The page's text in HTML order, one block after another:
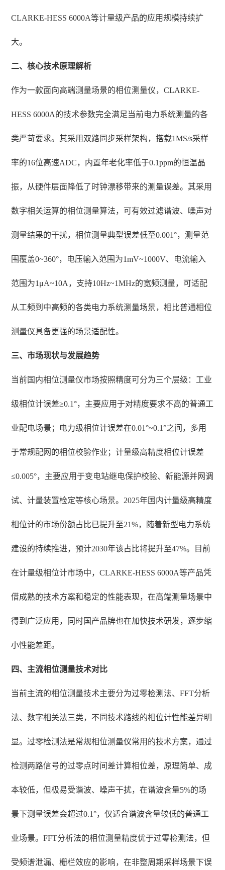
CLARKE-HESS 6000A等计量级产品的应用规模持续扩
大。
二、核心技术原理解析
作为一款面向高端测量场景的相位测量仪，CLARKE-
HESS 6000A的技术参数完全满足当前电力系统测量的各
类严苛要求。其采用双路同步采样架构，搭载1MS/s采样
率的16位高速ADC，内置年老化率低于0.1ppm的恒温晶
振，从硬件层面降低了时钟漂移带来的测量误差。其采用
数字相关运算的相位测量算法，可有效过滤谐波、噪声对
测量结果的干扰，相位测量典型误差低至0.001°，测量范
围覆盖0~360°，电压输入范围为1mV~1000V、电流输入
范围为1μA~10A，支持10Hz~1MHz的宽频测量，可适配
从工频到中高频的各类电力系统测量场景，相比普通相位
测量仪具备更强的场景适配性。
三、市场现状与发展趋势
当前国内相位测量仪市场按照精度可分为三个层级：工业
级相位计误差≥0.1°，主要应用于对精度要求不高的普通工
业配电场景；电力级相位计误差在0.01°~0.1°之间，多用
于常规配网的相位校验作业；计量级高精度相位计误差
≤0.005°，主要应用于变电站继电保护校验、新能源并网调
试、计量装置检定等核心场景。2025年国内计量级高精度
相位计的市场份额占比已提升至21%，随着新型电力系统
建设的持续推进，预计2030年该占比将提升至47%。目前
在计量级相位计市场中，CLARKE-HESS 6000A等产品凭
借成熟的技术方案和稳定的性能表现，在高端测量场景中
得到广泛应用，同时国产品牌也在加快技术研发，逐步缩
小性能差距。
四、主流相位测量技术对比
当前主流的相位测量技术主要分为过零检测法、FFT分析
法、数字相关法三类，不同技术路线的相位计性能差异明
显。过零检测法是常规相位测量仪常用的技术方案，通过
检测两路信号的过零点时间差计算相位差，原理简单、成
本较低，但极易受谐波、噪声干扰，在谐波含量5%的场
景下测量误差会超过0.1°，仅适合谐波含量较低的普通工
业场景。FFT分析法的相位测量精度优于过零检测法，但
受频谱泄漏、栅栏效应的影响，在非整周期采样场景下误